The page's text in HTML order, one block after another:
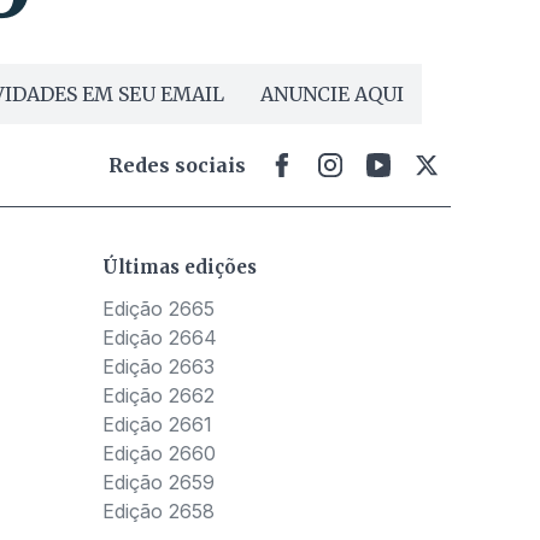
EM SEU EMAIL ANUNCIE AQUI
Redes sociais
Últimas edições
Edição 2665
Edição 2664
Edição 2663
Edição 2662
Edição 2661
Edição 2660
Edição 2659
Edição 2658